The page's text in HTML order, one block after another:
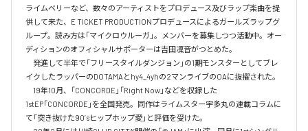
ライムベリーなど、数々のアーティストをプロデュース及びラップ楽曲を提
供して来た、E TICKET PRODUCTIONプロデュースによるガールズラップグ
ループ。読み方は「マイクロウルーガ」。メンバーを募集しつつ活動中。オー
ディションのオフィシャルサポーターは吉田凜音がつとめた。
発進して半年で「フリースタイルダンジョン」の1期モンスターとしてブレ
イクしたラッパーのDOTAMAとhy4_4yhの2マンライブのOAに抜擢された。
19年10月、「CONCORDE」「Right Now」などを収録した
1stEP「CONCORDE」を全国発売。同作はライムスター宇多丸の連載コラムに
て「突き抜けた90’sヒップホップ愛」と評価を受けた。